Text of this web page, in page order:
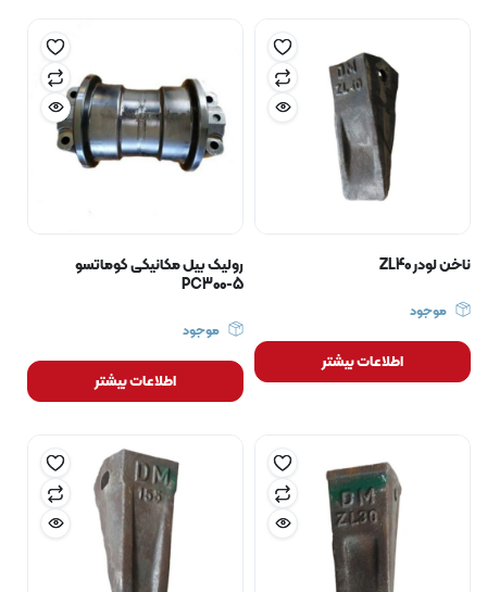
ناخن لودر ZL40
موجود
اطلاعات بیشتر
رولیک بیل مکانیکی کوماتسو
PC300-5
موجود
اطلاعات بیشتر